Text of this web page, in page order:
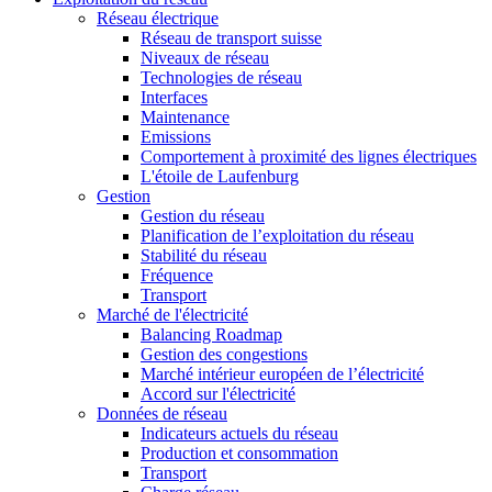
Réseau électrique
Réseau de transport suisse
Niveaux de réseau
Technologies de réseau
Interfaces
Maintenance
Emissions
Comportement à proximité des lignes électriques
L'étoile de Laufenburg
Gestion
Gestion du réseau
Planification de l’exploitation du réseau
Stabilité du réseau
Fréquence
Transport
Marché de l'électricité
Balancing Roadmap
Gestion des congestions
Marché intérieur européen de l’électricité
Accord sur l'électricité
Données de réseau
Indicateurs actuels du réseau
Production et consommation
Transport